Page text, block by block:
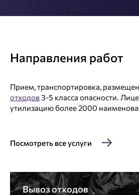
Направления работ
Прием, транспортировка,
отходов3-5 класса опасности.
утилизациюболее 2000
Посмотреть все услуги
Вывоз отходов